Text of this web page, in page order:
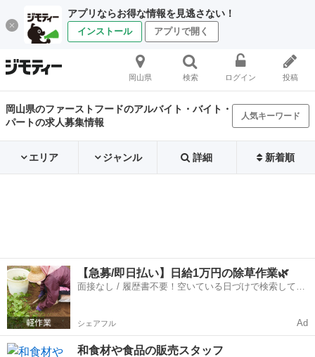
アプリならお得な情報を見逃さない！
インストール アプリで開く
岡山県 検索 ログイン 投稿
岡山県のファーストフードのアルバイト・バイト・
パートの求人募集情報
人気キーワード
エリア ジャンル 詳細 新着順
【急募/即日払い】日給1万円の除草作業🌿
面接なし / 履歴書不要！空いている日づけで検索して即
シェアフル Ad
和食材や食品の販売スタッフ